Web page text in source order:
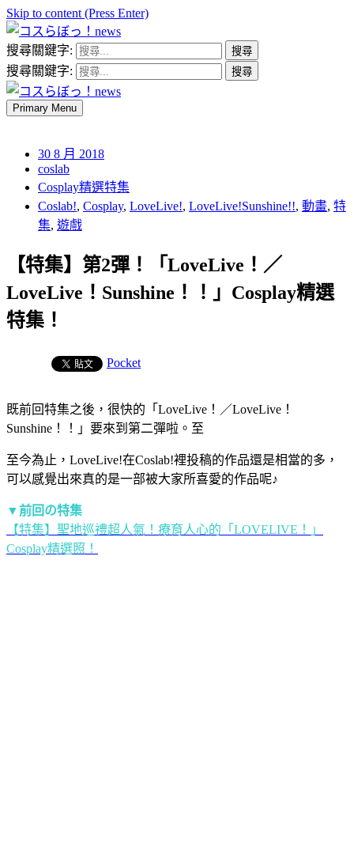
Skip to content (Press Enter)
コスらぼっ！news
搜尋關鍵字:
搜尋關鍵字:
Primary Menu
30 8 月 2018
coslab
Cosplay精選特集
Coslab!, Cosplay, LoveLive!, LoveLive!Sunshine!!, 動畫, 特
集, 遊戲
【特集】第2彈！「LoveLive！／
LoveLive！Sunshine！！」Cosplay精選
特集！
Pocket
既前回特集之後，很快的「LoveLive！／LoveLive！
Sunshine！！」要來到第二彈啦。至
至今為止，LoveLive!在Coslab!裡投稿的作品還是相當的多，
可以感覺出來真的是一部被大家所喜愛的作品呢♪
▼前回の特集
【特集】聖地巡禮超人氣！療育人心的「LOVELIVE！」
Cosplay精選照！